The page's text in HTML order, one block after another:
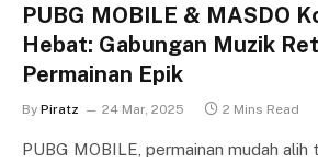
PUBG MOBILE & MASDO
Hebat: Gabungan Muzik
Permainan Epik
By Piratz 24 Mar, 2025 2 Mins Read
PUBG MOBILE, permainan mudah alih